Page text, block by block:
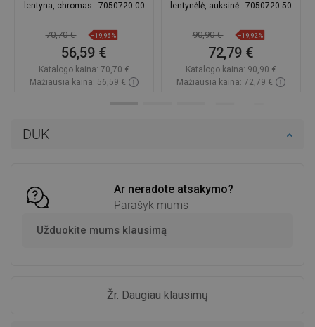
DUK
Ar neradote atsakymo?
Parašyk mums
Užduokite mums klausimą
Žr. Daugiau klausimų
lentyna, chromas - 7050720-00
70,70 € −19,96%
56,59 €
Katalogo kaina: 70,70 €
Mažiausia kaina: 56,59 €
lentynėlė, auksinė - 7050720-50
90,90 € −19,92%
72,79 €
Katalogo kaina: 90,90 €
Mažiausia kaina: 72,79 €